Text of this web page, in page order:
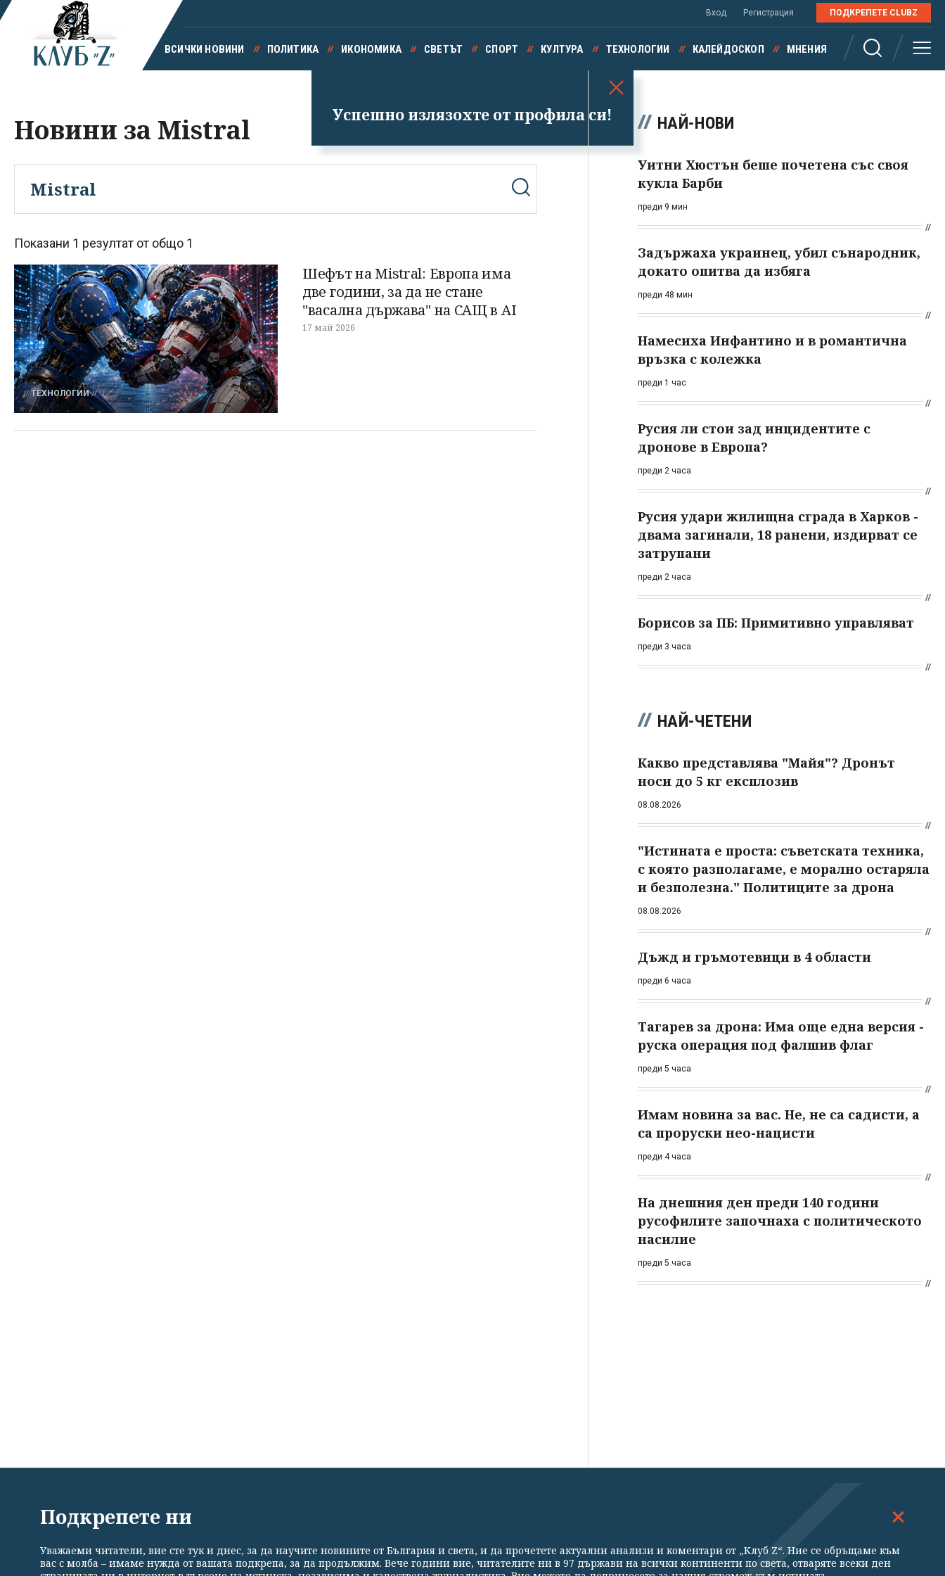
Успешно излязохте от профила си!
Вход Регистрация ПОДКРЕПЕТЕ CLUBZ
ВСИЧКИ НОВИНИ ПОЛИТИКА ИКОНОМИКА СВЕТЪТ СПОРТ КУЛТУРА ТЕХНОЛОГИИ КАЛЕЙДОСКОП МНЕНИЯ
Новини за Mistral
Показани 1 резултат от общо 1
ТЕХНОЛОГИИ
Шефът на Mistral: Европа има
две години, за да не стане
"васална държава" на САЩ в AI
17 май 2026
НАЙ-НОВИ
Уитни Хюстън беше почетена със своя
кукла Барби
преди 9 мин
Задържаха украинец, убил сънародник,
докато опитва да избяга
преди 48 мин
Намесиха Инфантино и в романтична
връзка с колежка
преди 1 час
Русия ли стои зад инцидентите с
дронове в Европа?
преди 2 часа
Русия удари жилищна сграда в Харков -
двама загинали, 18 ранени, издирват се
затрупани
преди 2 часа
Борисов за ПБ: Примитивно управляват
преди 3 часа
НАЙ-ЧЕТЕНИ
Какво представлява "Майя"? Дронът
носи до 5 кг експлозив
08.08.2026
"Истината е проста: съветската техника,
с която разполагаме, е морално остаряла
и безполезна." Политиците за дрона
08.08.2026
Дъжд и гръмотевици в 4 области
преди 6 часа
Тагарев за дрона: Има още една версия -
руска операция под фалшив флаг
преди 5 часа
Имам новина за вас. Не, не са садисти, а
са проруски нео-нацисти
преди 4 часа
На днешния ден преди 140 години
русофилите започнаха с политическото
насилие
преди 5 часа
Общи условия Политика за поверителност Реклама Партньори Контакти За Клуб Z Екип Подкрепете ни
Подкрепете ни
Уважаеми читатели, вие сте тук и днес, за да научите новините от България и света, и да прочетете актуални анализи и коментари от „Клуб Z“. Ние се обръщаме към
вас с молба – имаме нужда от вашата подкрепа, за да продължим. Вече години вие, читателите ни в 97 държави на всички континенти по света, отваряте всеки ден